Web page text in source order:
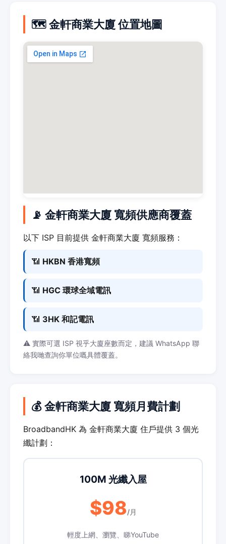
🗺️ 金軒商業大廈 位置地圖
📡 金軒商業大廈 寬頻供應商覆蓋
以下 ISP 目前提供 金軒商業大廈 寬頻服務：
📶 HKBN 香港寬頻
📶 HGC 環球全域電訊
📶 3HK 和記電訊
⚠️ 實際可選 ISP 視乎大廈座數而定，建議 WhatsApp 聯
絡我哋查詢你單位嘅具體覆蓋。
💰 金軒商業大廈 寬頻月費計劃
BroadbandHK 為 金軒商業大廈 住戶提供 3 個光
纖計劃：
100M 光纖入屋
$98/月
輕度上網、瀏覽、睇YouTube